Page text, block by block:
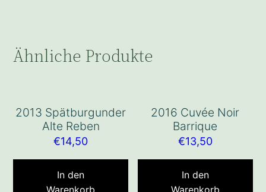
Ähnliche Produkte
2013 Spätburgunder
Alte Reben
€14,50
In den
2016 Cuvée Noir
Barrique
€13,50
In den